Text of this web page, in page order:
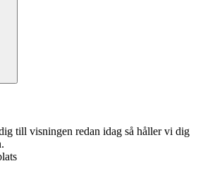
till visningen redan idag så håller vi dig